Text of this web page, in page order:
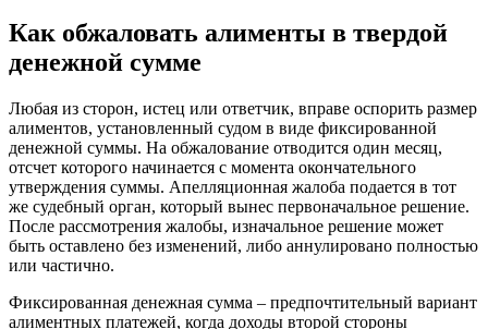
Как обжаловать алименты в твердой
денежной сумме
Любая из сторон, истец или ответчик, вправе оспорить размер
алиментов, установленный судом в виде фиксированной
денежной суммы. На обжалование отводится один месяц,
отсчет которого начинается с момента окончательного
утверждения суммы. Апелляционная жалоба подается в тот
же судебный орган, который вынес первоначальное решение.
После рассмотрения жалобы, изначальное решение может
быть оставлено без изменений, либо аннулировано полностью
или частично.
Фиксированная денежная сумма – предпочтительный вариант
алиментных платежей, когда доходы второй стороны